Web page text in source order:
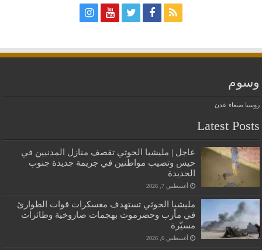
وسوم
روسيا صنعاء عدن
Latest Posts
عاجل | مليشيا الحوثي تقصف منازل المدنيين في
حيس وتصيب مواطنين في جريمة جديدة جنوب
الحديدة
أغسطس 7, 2026
مليشيا الحوثي تستهدف معسكرات قوات الطوارئ
في مأرب وحضرموت بهجمات صاروخية وطائرات
مسيّرة
أغسطس 6, 2026